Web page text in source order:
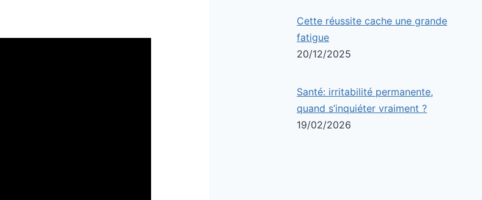
Cette réussite cache une grande
fatigue
20/12/2025
Santé: irritabilité permanente,
quand s’inquiéter vraiment ?
19/02/2026